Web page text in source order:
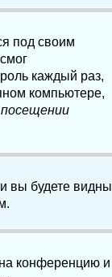
под своим
каждый раз,
компьютере,
вы будете видны
конференцию и